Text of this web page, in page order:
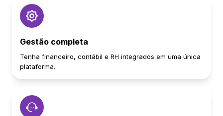
Gestão completa
Tenha financeiro, contábil e RH integrados em uma única
plataforma.